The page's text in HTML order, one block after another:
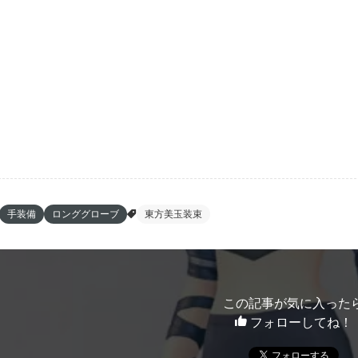
手装備 ロンググローブ 東方美玉装束
この記事が気に入った
フォローしてね！